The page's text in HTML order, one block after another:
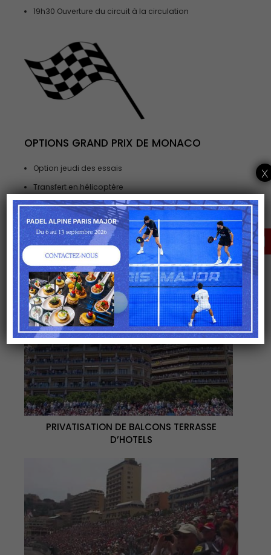
DEMANDER ICI UNE
OFFRE PERSONNALISÉE
19h30 Ouverture du circuit à la circulation
OPTIONS GRAND PRIX DE MONACO
Option jeudi des essais
Transfert en hélicoptère
Hôtellerie
Accés pitwalk
Presence d’un consultant ou ancien pilote
Prix nous consulter
PRIVATISATION DE BALCONS TERRASSE
D’HOTELS
x